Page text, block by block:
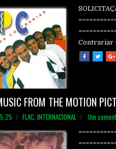
Contrariar
FROM THE MOTION
FLAC, INTERNACIONAL Um